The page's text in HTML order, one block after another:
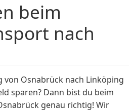
beim
nach
von Osnabrück nach Linköping
sparen? Dann bist du beim
genau richtig! Wir